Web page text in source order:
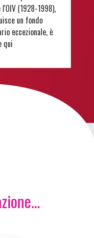
(1928-1998),
un fondo
eccezionale, è
qui